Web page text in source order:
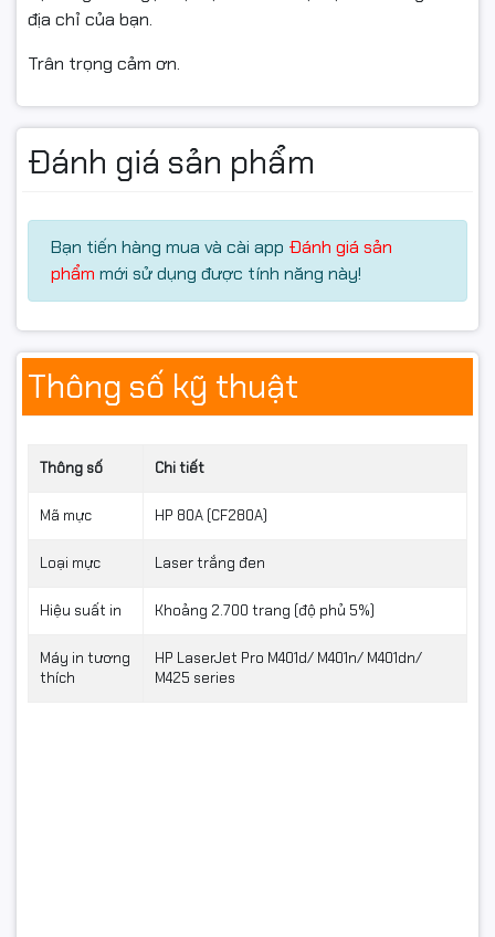
• Độ tương thích cao, không gây lỗi nhận mực
cửa hàng in ấn
🚚 Ship COD Toàn Quốc
Hancomputer.vn hỗ trợ:
✔ Giao hàng toàn quốc
✔ Ship COD tận nơi
📦 Giao nhanh tại Hà Nội và các tỉnh thành trên toàn
quốc.
địa chỉ của bạn.
Trân trọng cảm ơn.
Đánh giá sản phẩm
Bạn tiến hàng mua và cài app Đánh giá sản
phẩm mới sử dụng được tính năng này!
Thông số kỹ thuật
Thông số Chi tiết
Mã mực HP 80A (CF280A)
Loại mực Laser trắng đen
Hiệu suất in Khoảng 2.700 trang (độ phủ 5%)
Máy in tương
thích
HP LaserJet Pro M401d/ M401n/ M401dn/
M425 series